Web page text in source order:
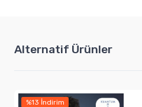
Alternatif Ürünler
%13 İndirim